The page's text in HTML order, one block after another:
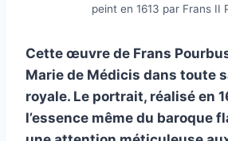
peint en 1613 par Frans II
Cette œuvre de Frans
Marie de Médicis dans toute
royale. Le portrait, réalisé en
l’essence même du baroque